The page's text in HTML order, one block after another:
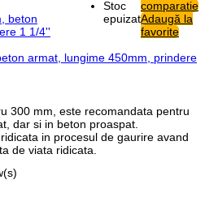
Stoc
epuizat
comparatie
Adaugă la
favorite
armat, lungime 450mm, prindere
300 mm, este recomandata pentru
dar si in beton proaspat.
in procesul de gaurire avand
de viata ridicata.